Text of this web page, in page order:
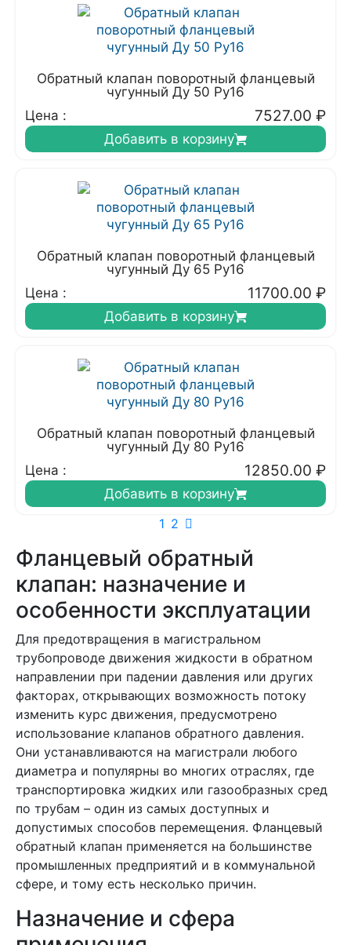
Обратный клапан поворотный фланцевый
чугунный Ду 50 Ру16
Цена :
7527.00 ₽
Добавить в корзину
Обратный клапан поворотный фланцевый
чугунный Ду 65 Ру16
Цена :
11700.00 ₽
Добавить в корзину
Обратный клапан поворотный фланцевый
чугунный Ду 80 Ру16
Цена :
12850.00 ₽
Добавить в корзину
1 2
Фланцевый обратный
клапан: назначение и
особенности эксплуатации
Для предотвращения в магистральном
трубопроводе движения жидкости в обратном
направлении при падении давления или других
факторах, открывающих возможность потоку
изменить курс движения, предусмотрено
использование клапанов обратного давления.
Они устанавливаются на магистрали любого
диаметра и популярны во многих отраслях, где
транспортировка жидких или газообразных сред
по трубам – один из самых доступных и
допустимых способов перемещения. Фланцевый
обратный клапан применяется на большинстве
промышленных предприятий и в коммунальной
сфере, и тому есть несколько причин.
Назначение и сфера